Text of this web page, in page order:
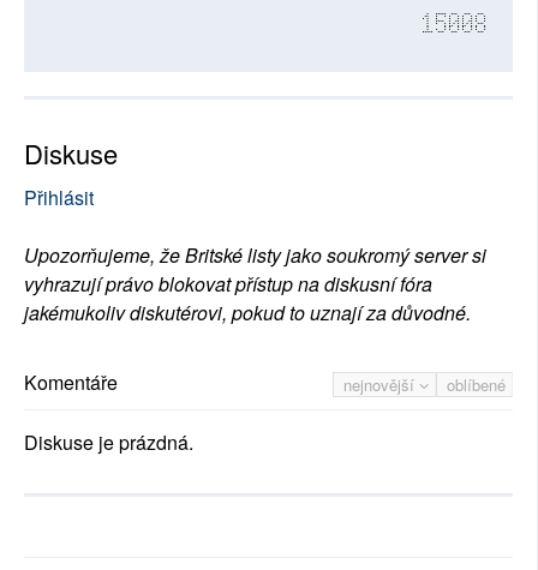
15008
Diskuse
Přihlásit
Upozorňujeme, že Britské listy jako soukromý server si
vyhrazují právo blokovat přístup na diskusní fóra
jakémukoliv diskutérovi, pokud to uznají za důvodné.
nejnovější oblíbené
Komentáře
Diskuse je prázdná.